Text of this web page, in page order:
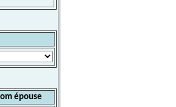
épouse